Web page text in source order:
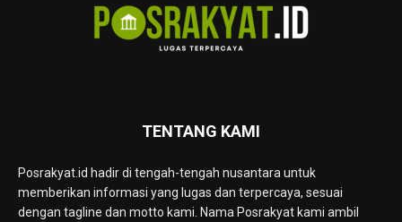
TENTANG KAMI
Posrakyat.id hadir di tengah-tengah nusantara untuk
memberikan informasi yang lugas dan terpercaya, sesuai
dengan tagline dan motto kami. Nama Posrakyat kami ambil